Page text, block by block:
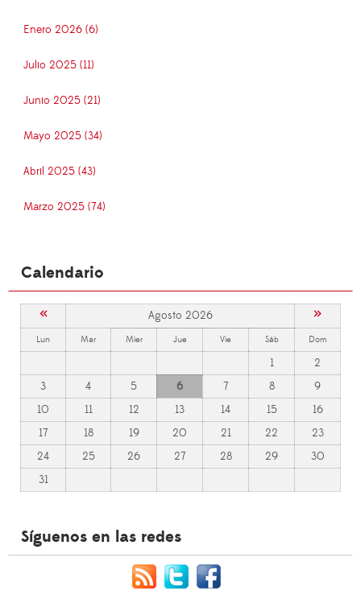
Enero 2026 (6)
Julio 2025 (11)
Junio 2025 (21)
Mayo 2025 (34)
Abril 2025 (43)
Marzo 2025 (74)
Calendario
« Agosto 2026 »
Lun Mar Mier Jue Vie Sáb Dom
1
2
3
4 5 6 7 8
9
10
11 12 13 14 15
16
17
18 19 20 21 22
23
24
25 26 27 28 29
30
31
Síguenos en las redes